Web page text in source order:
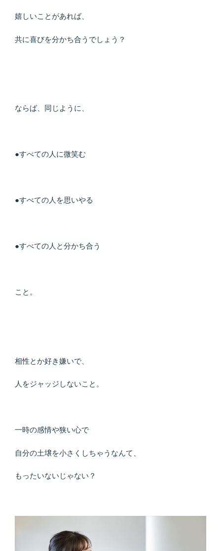
嬉しいことがあれば、
共に喜びを分かち合うでしょう？
ならば、同じように、
●すべての人に微笑む
●すべての人を思いやる
●すべての人と分かち合う
こと。
相性とか好き嫌いで、
人をジャッジしないこと。
一時の感情や狭い心で
自分の土壌を小さくしちゃうなんて、
もったいないじゃない？